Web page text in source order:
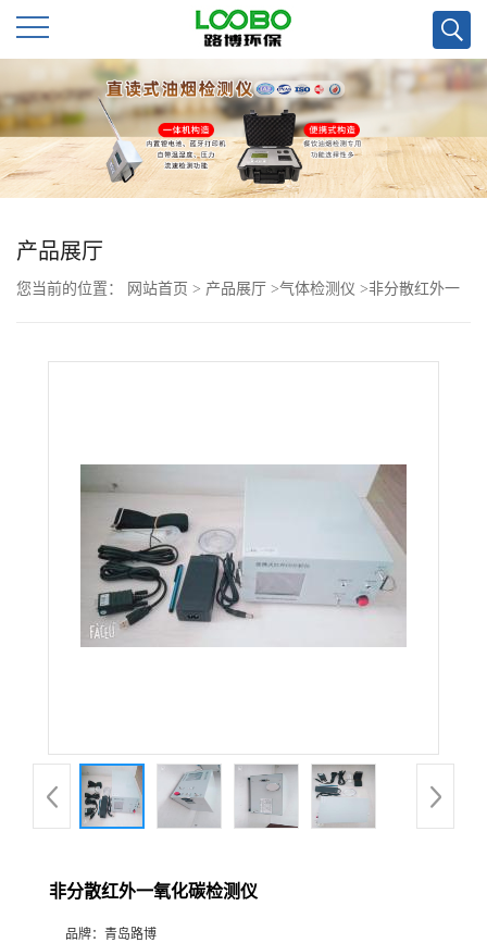
公
司
首
页
公
品
产品展厅
您当前的位置： 网站首页 > 产品展厅 >气体检测仪 >非分散红外一
非分散红外一氧化碳检测仪
品牌： 青岛路博